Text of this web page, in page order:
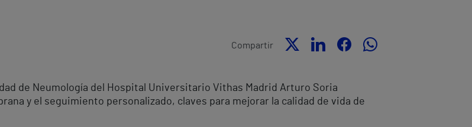
Compartir
de Neumología del Hospital Universitario Vithas Madrid Arturo Soria
y el seguimiento personalizado, claves para mejorar la calidad de vida de